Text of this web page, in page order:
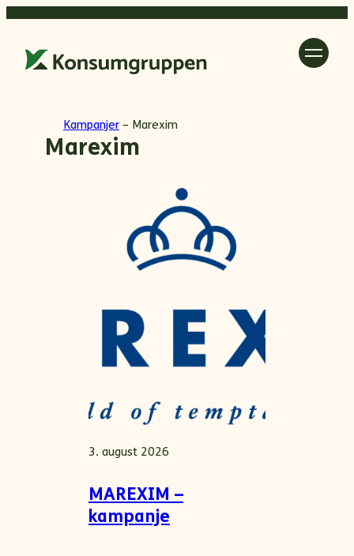
Hopp
innhold
Kampanjer – Marexim
Marexim
3. august 2026
MAREXIM –
kampanje